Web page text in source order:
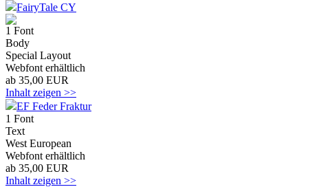
FairyTale CY
1 Font
Body
Special Layout
Webfont erhältlich
ab 35,00 EUR
Inhalt zeigen >>
EF Feder Fraktur
1 Font
Text
West European
Webfont erhältlich
ab 35,00 EUR
Inhalt zeigen >>